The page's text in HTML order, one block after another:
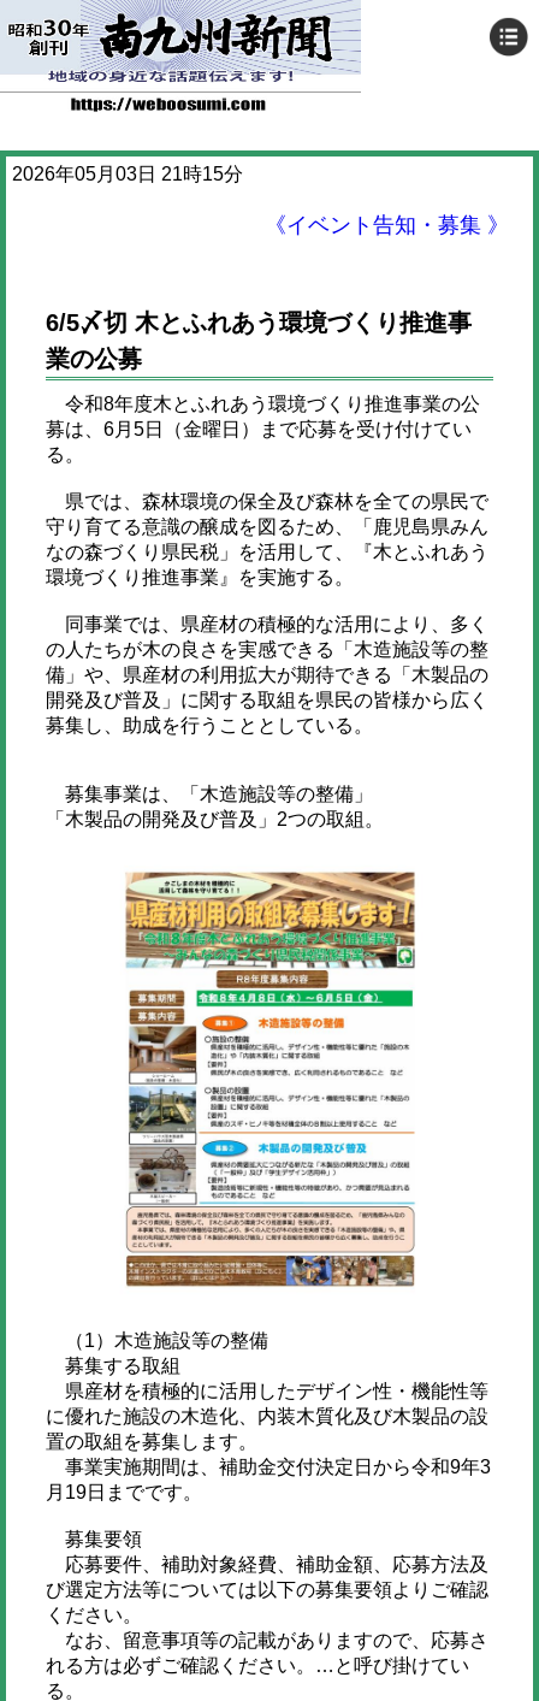
2026年05月03日 21時15分
《イベント告知・募集 》
6/5〆切 木とふれあう環境づくり推進事
業の公募
令和8年度木とふれあう環境づくり推進事業の公
募は、6月5日（金曜日）まで応募を受け付けてい
る。
県では、森林環境の保全及び森林を全ての県民で
守り育てる意識の醸成を図るため、「鹿児島県みん
なの森づくり県民税」を活用して、『木とふれあう
環境づくり推進事業』を実施する。
同事業では、県産材の積極的な活用により、多く
の人たちが木の良さを実感できる「木造施設等の整
備」や、県産材の利用拡大が期待できる「木製品の
開発及び普及」に関する取組を県民の皆様から広く
募集し、助成を行うこととしている。
募集事業は、「木造施設等の整備」
「木製品の開発及び普及」2つの取組。
（1）木造施設等の整備
募集する取組
県産材を積極的に活用したデザイン性・機能性等
に優れた施設の木造化、内装木質化及び木製品の設
置の取組を募集します。
事業実施期間は、補助金交付決定日から令和9年3
月19日までです。
募集要領
応募要件、補助対象経費、補助金額、応募方法及
び選定方法等については以下の募集要領よりご確認
ください。
なお、留意事項等の記載がありますので、応募さ
れる方は必ずご確認ください。…と呼び掛けてい
る。